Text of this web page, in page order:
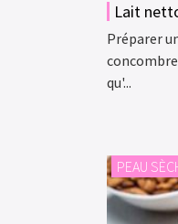
Lait
Préparer
qu'...
PEAU